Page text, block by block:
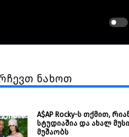
ნახოთ
A$AP Rocky-ს თქმით,
სტუდიაშია და ახალ
მუშაობს